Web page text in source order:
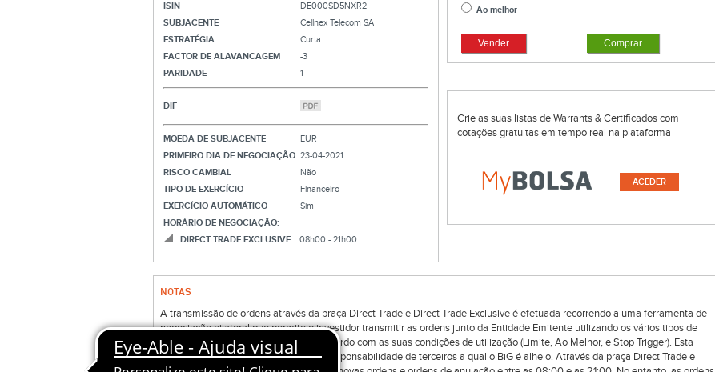
ISIN
DE000SD5NXR2
SUBJACENTE
Cellnex Telecom SA
ESTRATÉGIA
Curta
FACTOR DE ALAVANCAGEM
-3
PARIDADE
1
DIF
MOEDA DE SUBJACENTE
EUR
PRIMEIRO DIA DE NEGOCIAÇÃO 23-04-2021
RISCO CAMBIAL
Não
TIPO DE EXERCÍCIO
Financeiro
EXERCÍCIO AUTOMÁTICO
Sim
HORÁRIO DE NEGOCIAÇÃO:
DIRECT TRADE EXCLUSIVE
08h00 - 21h00
Ao melhor
Vender Comprar
Crie as suas listas de Warrants & Certificados com
cotações gratuitas em tempo real na plataforma
ACEDER
NOTAS
A transmissão de ordens através da praça Direct Trade e Direct Trade Exclusive é efetuada recorrendo a uma ferramenta de
negociação bilateral que permite o investidor transmitir as ordens junto da Entidade Emitente utilizando os vários tipos de
ordens disponíveis na ferramenta de acordo com as suas condições de utilização (Limite, Ao Melhor, e Stop Trigger). Esta
ferramenta e a sua manutenção é da responsabilidade de terceiros a qual o BiG é alheio. Através da praça Direct Trade e